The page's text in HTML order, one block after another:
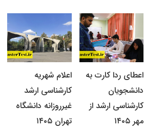
اعطای ردا کارت به
دانشجویان
کارشناسی ارشد از
مهر ۱۴۰۵
اعلام شهریه
کارشناسی ارشد
غیرروزانه دانشگاه
تهران ۱۴۰۵